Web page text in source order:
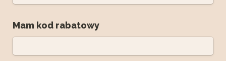
Mam kod rabatowy